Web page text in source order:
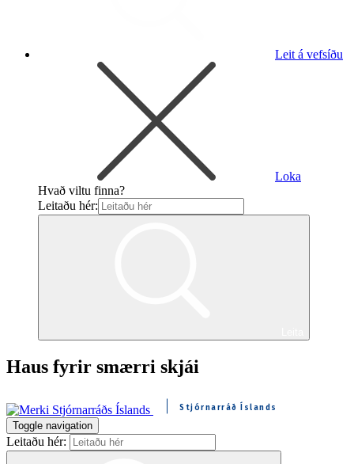
Leit á vefsíðu
Loka
Hvað viltu finna?
Leitaðu hér:
Haus fyrir smærri skjái
Stjórnarráð Íslands
Toggle navigation
Leitaðu hér: